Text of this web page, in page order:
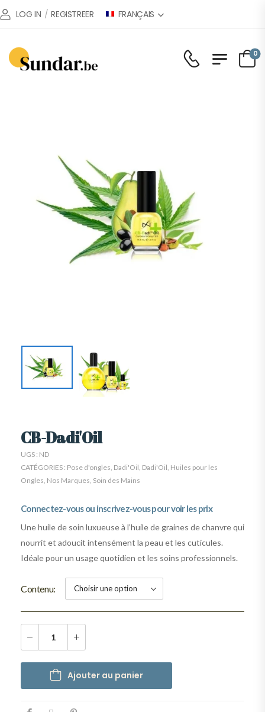
LOG IN / REGISTREER FRANÇAIS
0
CB-Dadi'Oil
UGS : ND
CATÉGORIES : Pose d'ongles Dadi'Oil Dadi'Oil Huiles pour les
Ongles Nos Marques Soin des Mains
Connectez-vous ou inscrivez-vous pour voir les prix
Une huile de soin luxueuse à l’huile de graines de chanvre qui
nourrit et adoucit intensément la peau et les cuticules.
Idéale pour un usage quotidien et les soins professionnels.
Contenu
Ajouter au panier